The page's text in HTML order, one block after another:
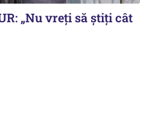
„Nu vreți să știți cât